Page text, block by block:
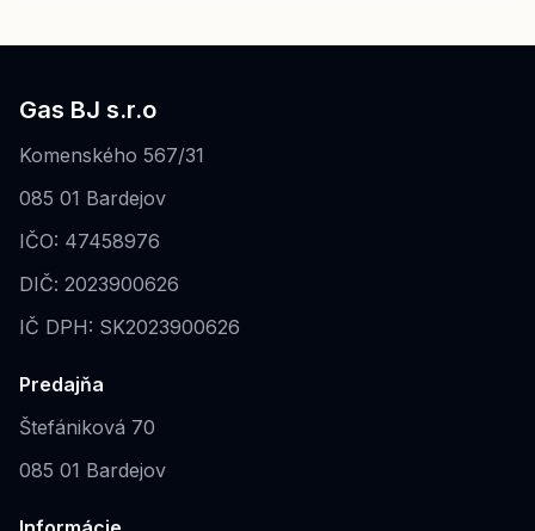
Gas BJ s.r.o
Komenského 567/31
085 01 Bardejov
IČO: 47458976
DIČ: 2023900626
IČ DPH: SK2023900626
Predajňa
Štefániková 70
085 01 Bardejov